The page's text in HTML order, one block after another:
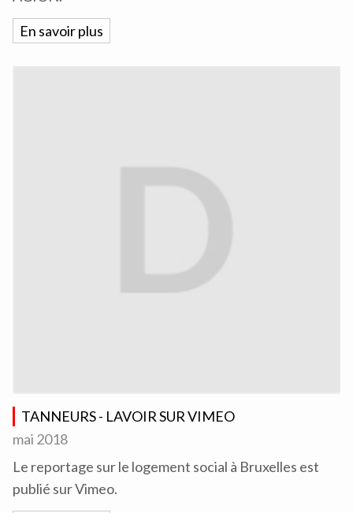
En savoir plus
TANNEURS - LAVOIR SUR VIMEO
mai 2018
Le reportage sur le logement social à Bruxelles est
publié sur Vimeo.